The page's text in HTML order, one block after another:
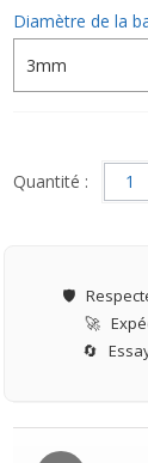
Diamètre de la
Quantité :
🛡️
🚀
🔄